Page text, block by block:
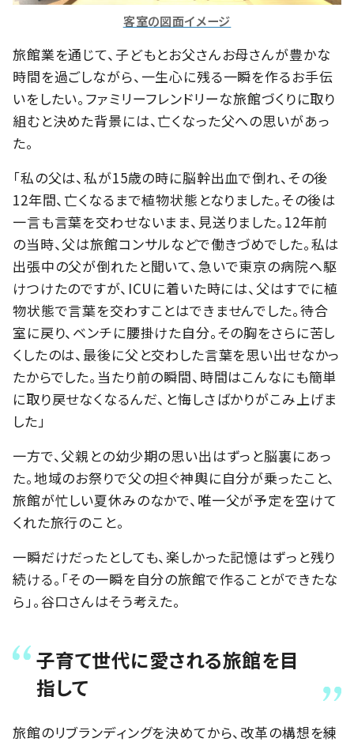
客室の図面イメージ
旅館業を通じて、子どもとお父さんお母さんが豊かな
時間を過ごしながら、一生心に残る一瞬を作るお手伝
いをしたい。ファミリーフレンドリーな旅館づくりに取り
組むと決めた背景には、亡くなった父への思いがあっ
た。
「私の父は、私が15歳の時に脳幹出血で倒れ、その後
12年間、亡くなるまで植物状態となりました。その後は
一言も言葉を交わせないまま、見送りました。12年前
の当時、父は旅館コンサルなどで働きづめでした。私は
出張中の父が倒れたと聞いて、急いで東京の病院へ駆
けつけたのですが、ICUに着いた時には、父はすでに植
物状態で言葉を交わすことはできませんでした。待合
室に戻り、ベンチに腰掛けた自分。その胸をさらに苦し
くしたのは、最後に父と交わした言葉を思い出せなかっ
たからでした。当たり前の瞬間、時間はこんなにも簡単
に取り戻せなくなるんだ、と悔しさばかりがこみ上げま
した」
一方で、父親との幼少期の思い出はずっと脳裏にあっ
た。地域のお祭りで父の担ぐ神輿に自分が乗ったこと、
旅館が忙しい夏休みのなかで、唯一父が予定を空けて
くれた旅行のこと。
一瞬だけだったとしても、楽しかった記憶はずっと残り
続ける。「その一瞬を自分の旅館で作ることができたな
ら」。谷口さんはそう考えた。
子育て世代に愛される旅館を目
指して
旅館のリブランディングを決めてから、改革の構想を練